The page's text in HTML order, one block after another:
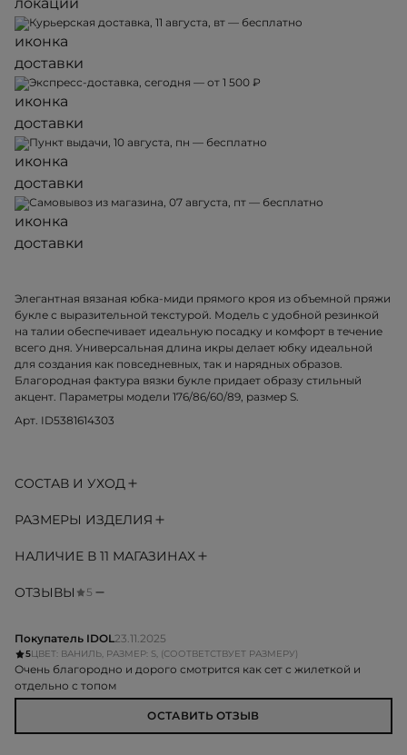
Курьерская доставка, 11 августа, вт — бесплатно
Экспресс-доставка, сегодня — от 1 500 ₽
Пункт выдачи, 10 августа, пн — бесплатно
Самовывоз из магазина, 07 августа, пт — бесплатно
Элегантная вязаная юбка-миди прямого кроя из объемной пряжи
букле с выразительной текстурой. Модель с удобной резинкой
на талии обеспечивает идеальную посадку и комфорт в течение
всего дня. Универсальная длина икры делает юбку идеальной
для создания как повседневных, так и нарядных образов.
Благородная фактура вязки букле придает образу стильный
акцент. Параметры модели 176/86/60/89, размер S.
Арт. ID5381614303
СОСТАВ И УХОД
РАЗМЕРЫ ИЗДЕЛИЯ
НАЛИЧИЕ В 11 МАГАЗИНАХ
ОТЗЫВЫ 5
Покупатель IDOL23.11.2025
5ЦВЕТ: ВАНИЛЬ, РАЗМЕР: S, (СООТВЕТСТВУЕТ РАЗМЕРУ)
Очень благородно и дорого смотрится как сет с жилеткой и
отдельно с топом
ОСТАВИТЬ ОТЗЫВ